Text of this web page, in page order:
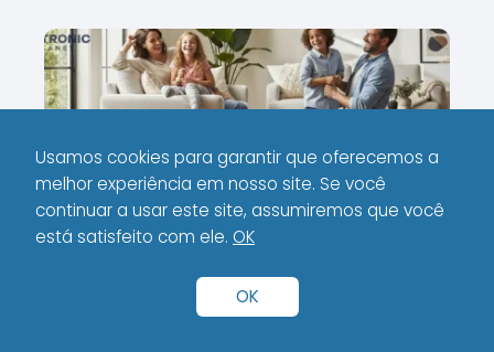
Manutenção Zero: Robôs com
de Pet
Usamos cookies para garantir que oferecemos a
melhor experiência em nosso site. Se você
continuar a usar este site, assumiremos que você
está satisfeito com ele. OK
OK